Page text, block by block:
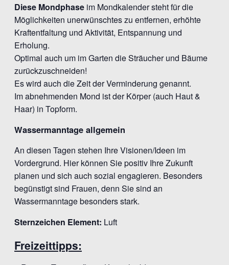
Diese Mondphase im Mondkalender steht für die
Möglichkeiten unerwünschtes zu entfernen, erhöhte
Kraftentfaltung und Aktivität, Entspannung und
Erholung.
Optimal auch um im Garten die Sträucher und Bäume
zurückzuschneiden!
Es wird auch die Zeit der Verminderung genannt.
Im abnehmenden Mond ist der Körper (auch Haut &
Haar) in Topform.
Wassermanntage allgemein
An diesen Tagen stehen Ihre Visionen/Ideen im
Vordergrund. Hier können Sie positiv Ihre Zukunft
planen und sich auch sozial engagieren. Besonders
begünstigt sind Frauen, denn Sie sind an
Wassermanntage besonders stark.
Sternzeichen Element: Luft
Freizeittipps: